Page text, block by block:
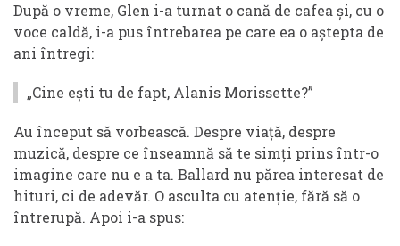
După o vreme, Glen i-a turnat o cană de cafea și, cu o
voce caldă, i-a pus întrebarea pe care ea o aștepta de
ani întregi:
„Cine ești tu de fapt, Alanis Morissette?”
Au început să vorbească. Despre viață, despre
muzică, despre ce înseamnă să te simți prins într-o
imagine care nu e a ta. Ballard nu părea interesat de
hituri, ci de adevăr. O asculta cu atenție, fără să o
întrerupă. Apoi i-a spus: